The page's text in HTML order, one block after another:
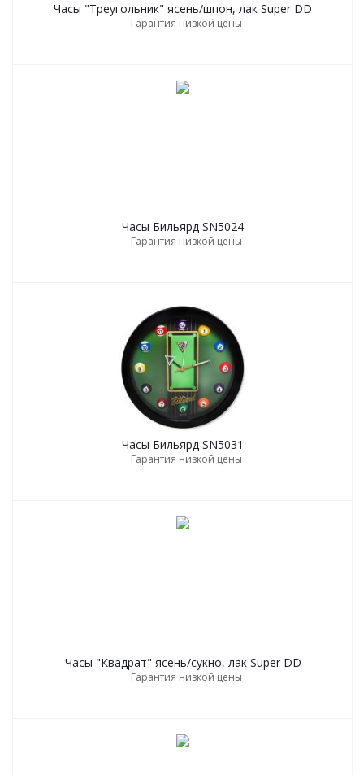
Часы "Треугольник" ясень/шпон, лак Super DD
Гарантия низкой цены
Часы Бильярд SN5024
Гарантия низкой цены
Часы Бильярд SN5031
Гарантия низкой цены
Часы "Квадрат" ясень/сукно, лак Super DD
Гарантия низкой цены